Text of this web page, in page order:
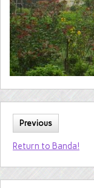
Previous
Return to Banda!